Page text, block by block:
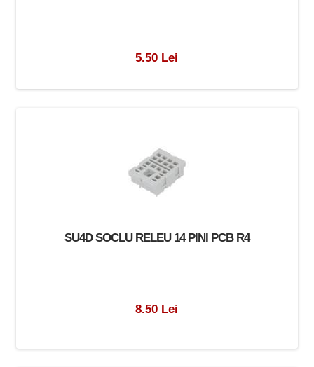
5.50 Lei
SU4D SOCLU RELEU 14 PINI PCB R4
8.50 Lei